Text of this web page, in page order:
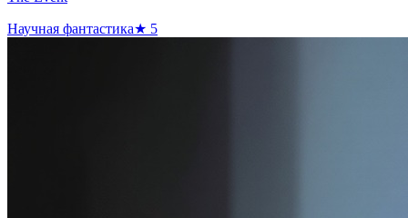
Научная фантастика★ 5